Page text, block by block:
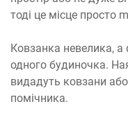
тоді це місце просто
Ковзанка невелика,
одного будиночка.
видадуть ковзани
помічника.